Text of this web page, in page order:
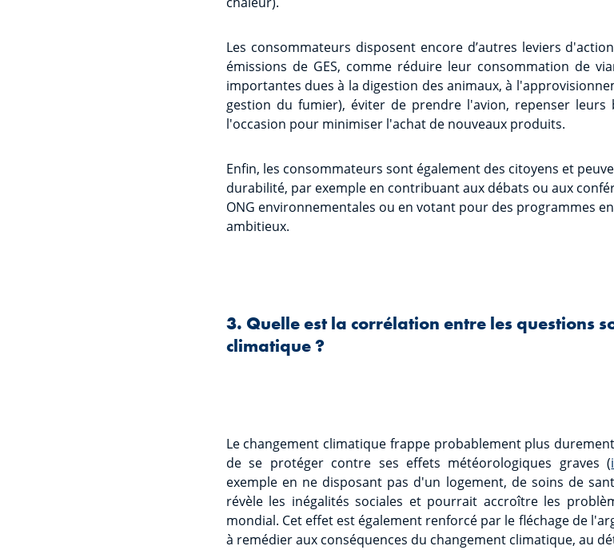
Les consommateurs disposent encore d’autres leviers
émissions de GES, comme réduire leur consommation de
importantes dues à la digestion des animaux, à
gestion du fumier), éviter de prendre l'avion, repenser
l'occasion pour minimiser l'achat de nouveaux produits.
Enfin, les consommateurs sont également des citoyens et
durabilité, par exemple en contribuant aux débats ou aux
ONG environnementales ou en votant pour des programmes
ambitieux.
3. Quelle est la corrélation entre les questions
climatique ?
Le changement climatique frappe probablement plus
de se protéger contre ses effets météorologiques graves (
exemple en ne disposant pas d'un logement, de soins de
révèle les inégalités sociales et pourrait accroître les
mondial. Cet effet est également renforcé par le fléchage de
à remédier aux conséquences du changement climatique, au